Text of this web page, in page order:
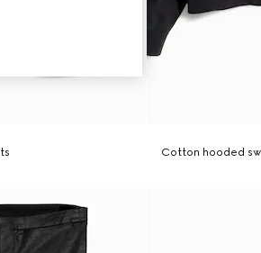
Cotton hooded